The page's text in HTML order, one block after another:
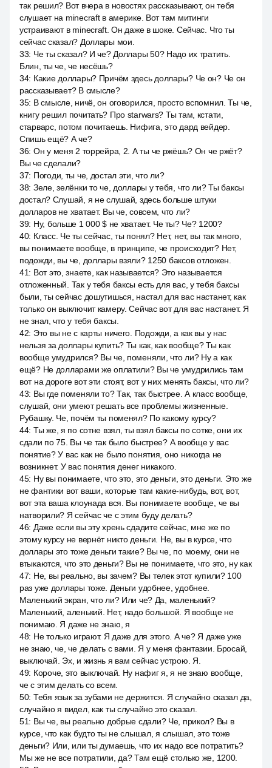
так решил? Вот вчера в новостях рассказывают, он тебя
слушает на minecraft в америке. Вот там митинги
устраивают в minecraft. Он даже в шоке. Сейчас. Что ты
сейчас сказал? Доллары мои.
33: Че ты сказал? И че? Доллары 50? Надо их тратить.
Блин, ты че, че несёшь?
34: Какие доллары? Причём здесь доллары? Че он? Че он
рассказывает? В смысле?
35: В смысле, ничё, он оговорился, просто вспомнил. Ты че,
книгу решил почитать? Про starwars? Ты там, кстати,
старварс, потом почитаешь. Нифига, это дард вейдер.
Спишь ещё? А че?
36: Он у меня 2 торрейра, 2. А ты че ржёшь? Он че ржёт?
Вы че сделали?
37: Погоди, ты че, достал эти, что ли?
38: Зеле, зелёнки то че, доллары у тебя, что ли? Ты баксы
достал? Слушай, я не слушай, здесь больше штуки
долларов не хватает. Вы че, совсем, что ли?
39: Ну, больше 1 000 $ не хватает. Че ты? Че? 1200?
40: Класс. Че ты сейчас, ты понял? Нет, нет, вы так много,
вы понимаете вообще, в принципе, че происходит? Нет,
подожди, вы че, доллары взяли? 1250 баксов отложен.
41: Вот это, знаете, как называется? Это называется
отложенный. Так у тебя баксы есть для вас, у тебя баксы
были, ты сейчас дошутишься, настал для вас настанет, как
только он выключит камеру. Сейчас вот для вас настанет. Я
не знал, что у тебя баксы.
42: Это вы не с карты ничего. Подожди, а как вы у нас
нельзя за доллары купить? Ты как, как вообще? Ты как
вообще умудрился? Вы че, поменяли, что ли? Ну а как
ещё? Не долларами же оплатили? Вы че умудрились там
вот на дороге вот эти стоят, вот у них менять баксы, что ли?
43: Вы где поменяли то? Так, так быстрее. А класс вообще,
слушай, они умеют решать все проблемы жизненные.
Рубашку. Че, почём ты поменял? По какому курсу?
44: Ты же, я по сотне взял, ты взял баксы по сотке, они их
сдали по 75. Вы че так было быстрее? А вообще у вас
понятие? У вас как не было понятия, оно никогда не
возникнет. У вас понятия денег никакого.
45: Ну вы понимаете, что это, это деньги, это деньги. Это же
не фантики вот ваши, которые там какие-нибудь, вот, вот,
вот эта ваша клоунада вся. Вы понимаете вообще, че вы
натворили? Я сейчас че с этим буду делать?
46: Даже если вы эту хрень сдадите сейчас, мне же по
этому курсу не вернёт никто деньги. Не, вы в курсе, что
доллары это тоже деньги такие? Вы че, по моему, они не
втыкаются, что это деньги? Вы не понимаете, что это, ну как
47: Не, вы реально, вы зачем? Вы телек этот купили? 100
раз уже доллары тоже. Деньги удобнее, удобнее.
Маленький экран, что ли? Или че? Да, маленький?
Маленький, аленький. Нет, надо большой. Я вообще не
понимаю. Я даже не знаю, я
48: Не только играют. Я даже для этого. А че? Я даже уже
не знаю, че, че делать с вами. Я у меня фантазии. Бросай,
выключай. Эх, и жизнь я вам сейчас устрою. Я.
49: Короче, это выключай. Ну нафиг я, я не знаю вообще,
че с этим делать со всем.
50: Тебя язык за зубами не держится. Я случайно сказал да,
случайно я видел, как ты случайно это сказал.
51: Вы че, вы реально добрые сдали? Че, прикол? Вы в
курсе, что как будто ты не слышал, я слышал, это тоже
деньги? Или, или ты думаешь, что их надо все потратить?
Мы же не все потратили, да? Там ещё столько же, 1200.